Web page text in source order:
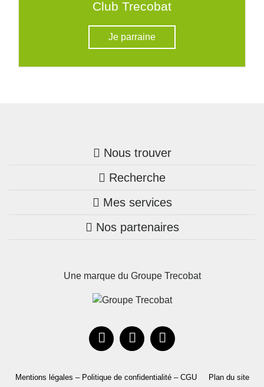
Club Trecobat
Je parraine
Nous trouver
Trouver une agence
Bretagne
Pays de la Loire
Occitanie
Recherche
Nos annonces
Maison + terrain
Mes services
Mon compte Trecobois
Parrainez un proche!
Nos partenaires
Une marque du Groupe Trecobat
Mentions légales – Politique de confidentialité – CGU Plan du site